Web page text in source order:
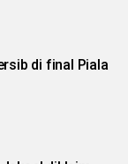
di final Piala